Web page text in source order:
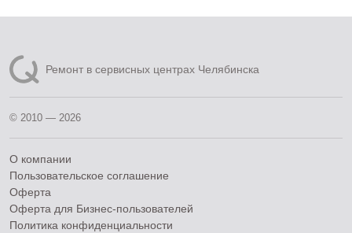
Ремонт в сервисных центрах Челябинска
© 2010 — 2026
О компании
Пользовательское соглашение
Оферта
Оферта для Бизнес-пользователей
Политика конфиденциальности